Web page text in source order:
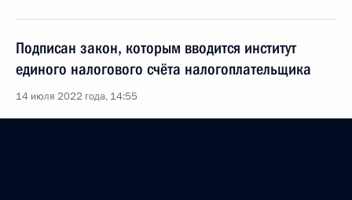
Подписан закон, которым вводится институт
единого налогового счёта налогоплательщика
14 июля 2022 года, 14:55